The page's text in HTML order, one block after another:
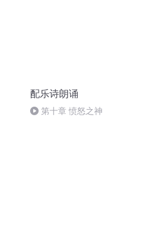
配乐诗朗诵
第十章 愤怒之神